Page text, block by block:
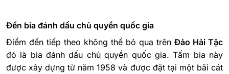
Đến bia đánh dấu chủ quyền quốc gia
Điểm đến tiếp theo không thể bỏ qua trên Đảo Hải Tặc
đó là bia đánh dấu chủ quyền quốc gia. Tấm bia này
được xây dựng từ năm 1958 và được đặt tại một bãi cát